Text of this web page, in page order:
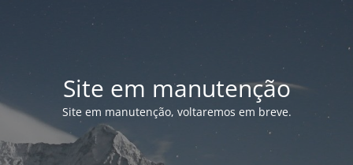
Site em manutenção
Site em manutenção, voltaremos em breve.